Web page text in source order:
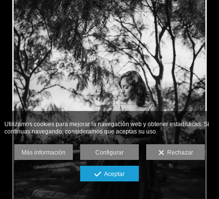
Utilizamos cookies para mejorar la navegación web y obtener estadísticas. Si
continuas navegando, consideramos que aceptas su uso.
Más información Configurar Rechazar
Aceptar